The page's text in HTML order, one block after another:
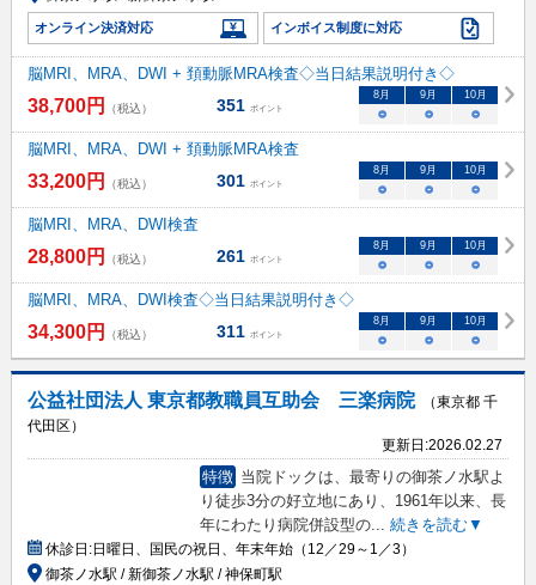
オンライン決済対応 インボイス制度に対応
脳MRI、MRA、DWI + 頚動脈MRA検査◇当日結果説明付き◇
38,700円 （税込） 351 ポイント
8月 9月 10月
○ ○ ○
脳MRI、MRA、DWI + 頚動脈MRA検査
33,200円 （税込） 301 ポイント
8月 9月 10月
○ ○ ○
脳MRI、MRA、DWI検査
28,800円 （税込） 261 ポイント
8月 9月 10月
○ ○ ○
脳MRI、MRA、DWI検査◇当日結果説明付き◇
34,300円 （税込） 311 ポイント
8月 9月 10月
○ ○ ○
公益社団法人 東京都教職員互助会 三楽病院
（東京都 千
代田区）
更新日:2026.02.27
特徴 当院ドックは、最寄りの御茶ノ水駅よ
り徒歩3分の好立地にあり、1961年以来、長
年にわたり病院併設型の... 続きを読む▼
休診日:日曜日、国民の祝日、年末年始（12／29～1／3）
御茶ノ水駅 / 新御茶ノ水駅 / 神保町駅